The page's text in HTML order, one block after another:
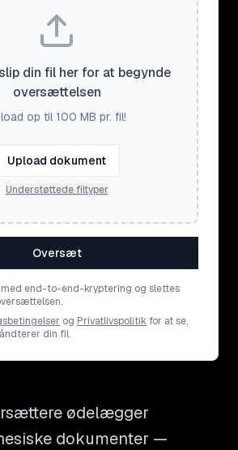
din fil her for at begynde
oversættelsen
op til 100 MB pr. fil!
Upload dokument
Understøttede filtyper
Oversæt
med end-to-end-kryptering og slettes
og Privatlivspolitik for at se,
din fil.
ødelægger
dokumenter —